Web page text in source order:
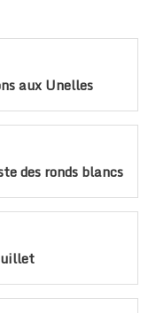
aux Unelles
des ronds blancs